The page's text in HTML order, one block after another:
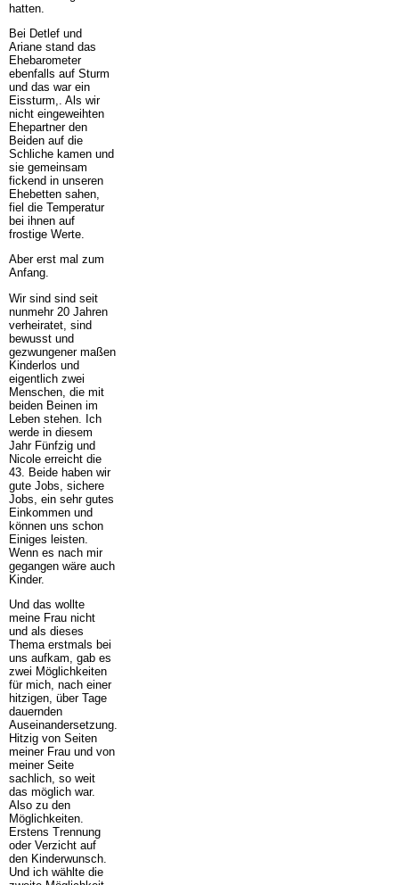
hatten.
Bei Detlef und
Ariane stand das
Ehebarometer
ebenfalls auf Sturm
und das war ein
Eissturm,. Als wir
nicht eingeweihten
Ehepartner den
Beiden auf die
Schliche kamen und
sie gemeinsam
fickend in unseren
Ehebetten sahen,
fiel die Temperatur
bei ihnen auf
frostige Werte.
Aber erst mal zum
Anfang.
Wir sind sind seit
nunmehr 20 Jahren
verheiratet, sind
bewusst und
gezwungener maßen
Kinderlos und
eigentlich zwei
Menschen, die mit
beiden Beinen im
Leben stehen. Ich
werde in diesem
Jahr Fünfzig und
Nicole erreicht die
43. Beide haben wir
gute Jobs, sichere
Jobs, ein sehr gutes
Einkommen und
können uns schon
Einiges leisten.
Wenn es nach mir
gegangen wäre auch
Kinder.
Und das wollte
meine Frau nicht
und als dieses
Thema erstmals bei
uns aufkam, gab es
zwei Möglichkeiten
für mich, nach einer
hitzigen, über Tage
dauernden
Auseinandersetzung.
Hitzig von Seiten
meiner Frau und von
meiner Seite
sachlich, so weit
das möglich war.
Also zu den
Möglichkeiten.
Erstens Trennung
oder Verzicht auf
den Kinderwunsch.
Und ich wählte die